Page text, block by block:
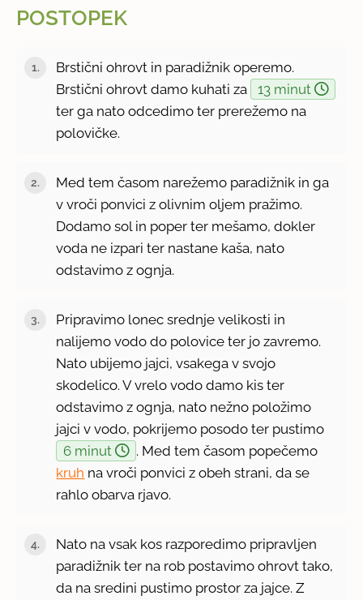
POSTOPEK
Brstični ohrovt in paradižnik operemo.
Brstični ohrovt damo kuhati za
13 minut
ter ga nato odcedimo ter prerežemo na
polovičke.
Med tem časom narežemo paradižnik in ga
v vroči ponvici z olivnim oljem pražimo.
Dodamo sol in poper ter mešamo, dokler
voda ne izpari ter nastane kaša, nato
odstavimo z ognja.
Pripravimo lonec srednje velikosti in
nalijemo vodo do polovice ter jo zavremo.
Nato ubijemo jajci, vsakega v svojo
skodelico. V vrelo vodo damo kis ter
odstavimo z ognja, nato nežno položimo
jajci v vodo, pokrijemo posodo ter pustimo
6 minut
. Med tem časom popečemo
kruh na vroči ponvici z obeh strani, da se
rahlo obarva rjavo.
Nato na vsak kos razporedimo pripravljen
paradižnik ter na rob postavimo ohrovt tako,
da na sredini pustimo prostor za jajce. Z